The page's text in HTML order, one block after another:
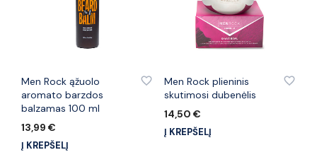
Men Rock ąžuolo
aromato barzdos
balzamas 100 ml
13,99 €
Į KREPŠELĮ
Men Rock plieninis
skutimosi dubenėlis
14,50 €
Į KREPŠELĮ